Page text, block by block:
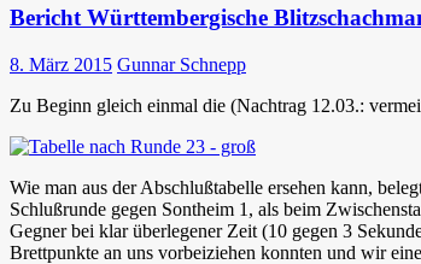
Bericht Württembergische
8. März 2015 Gunnar Schnepp
Zu Beginn gleich einmal die (Nachtrag 12.03.:
Wie man aus der Abschlußtabelle ersehen kann,
Schlußrunde gegen Sontheim 1, als beim
Gegner bei klar überlegener Zeit (10 gegen 3
Brettpunkte an uns vorbeiziehen konnten und wir